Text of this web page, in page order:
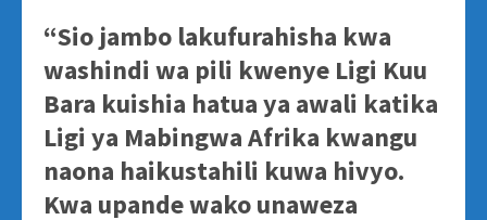
“Sio jambo lakufurahisha kwa
washindi wa pili kwenye Ligi Kuu
Bara kuishia hatua ya awali katika
Ligi ya Mabingwa Afrika kwangu
naona haikustahili kuwa hivyo.
Kwa upande wako unaweza